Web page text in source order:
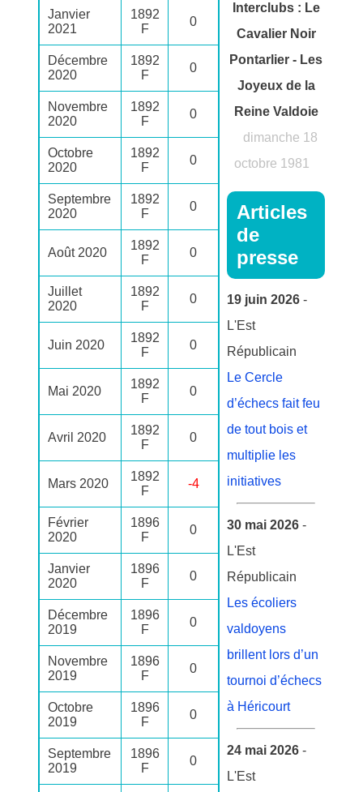
Janvier
2021
1892
F
0
Décembre
2020
1892
F
0
Novembre
2020
1892
F
0
Octobre
2020
1892
F
0
Septembre
2020
1892
F
0
Août 2020
1892
F
0
Juillet
2020
1892
F
0
Juin 2020
1892
F
0
Mai 2020
1892
F
0
Avril 2020
1892
F
0
Mars 2020
1892
F
-4
Février
2020
1896
F
0
Janvier
2020
1896
F
0
Décembre
2019
1896
F
0
Novembre
2019
1896
F
0
Octobre
2019
1896
F
0
Septembre
2019
1896
F
0
Interclubs : Le
Cavalier Noir
Pontarlier - Les
Joyeux de la
Reine Valdoie
dimanche 18
octobre 1981
Articles
de
presse
19 juin 2026 -
L'Est
Républicain
Le Cercle
d’échecs fait feu
de tout bois et
multiplie les
initiatives
30 mai 2026 -
L'Est
Républicain
Les écoliers
valdoyens
brillent lors d’un
tournoi d’échecs
à Héricourt
24 mai 2026 -
L'Est